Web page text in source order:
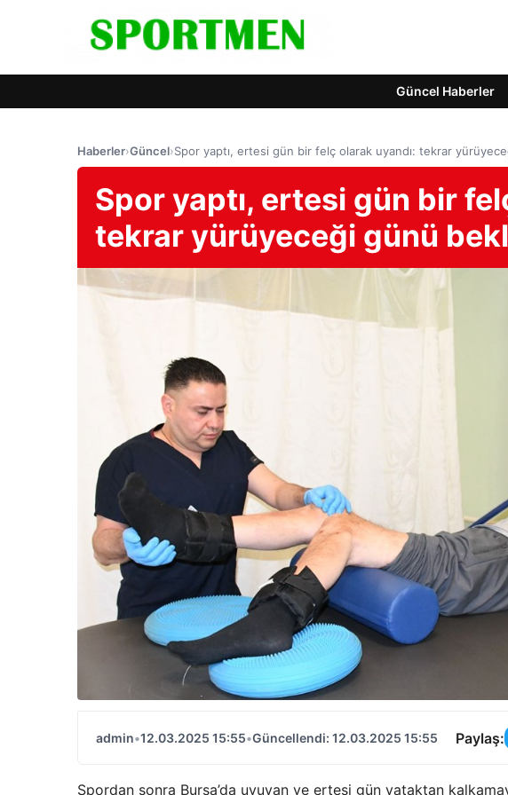
Güncel Haberler
Haberler›Güncel›Spor yaptı, ertesi gün bir felç olarak uyandı: tekrar
Spor yaptı, ertesi gün bir
tekrar yürüyeceği günü
admin•12.03.2025 15:55•Güncellendi: 12.03.2025 15:55 Paylaş:
Spordan sonra Bursa’da uyuyan ve ertesi gün yataktan